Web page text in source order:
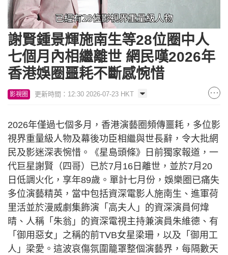
Unmute Loaded:
34.77%
謝賢鍾景輝施南生等28位圈中人
七個月內相繼離世 網民嘆2026年
香港娛圈噩耗不斷感惋惜
影視圈 更新時間：12:30 2026-07-23 HKT
2026年僅過七個多月，香港演藝圈頻傳噩耗，多位影
視界重量級人物及幕後功臣相繼與世長辭，令大批網
民及影迷深表惋惜。《星島頭條》日前獨家報道，一
代巨星謝賢（四哥）已於7月16日離世，並於7月20
日低調火化，享年89歲。單計七月份，娛樂圈已痛失
多位演藝精英，當中包括資深電影人施南生、進軍荷
里活並於漫威劇集飾演「高夫人」的資深演員何煒
晴、人稱「朱翁」的資深電視主持兼演員朱維德、有
「御用惡女」之稱的前TVB女星梁珊，以及「御用工
人」梁愛。這波哀傷氛圍籠罩整個演藝界，每隔數天